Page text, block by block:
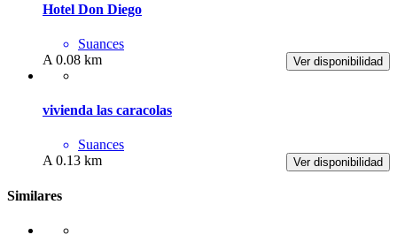
Hotel Don Diego
Suances
Ver disponibilidad
A 0.08 km
vivienda las caracolas
Suances
Ver disponibilidad
A 0.13 km
Similares